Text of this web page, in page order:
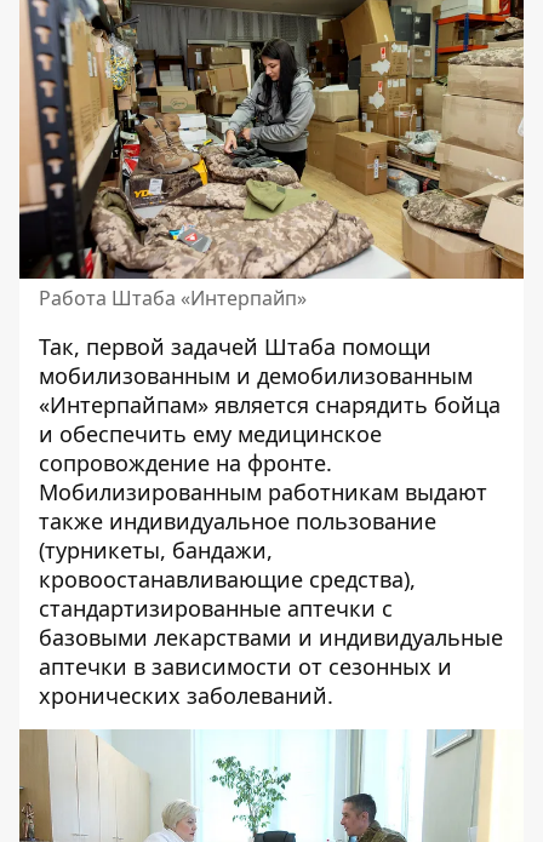
Работа Штаба «Интерпайп»
Так, первой задачей Штаба помощи
мобилизованным и демобилизованным
«Интерпайпам» является снарядить бойца
и обеспечить ему медицинское
сопровождение на фронте.
Мобилизированным работникам выдают
также индивидуальное пользование
(турникеты, бандажи,
кровоостанавливающие средства),
стандартизированные аптечки с
базовыми лекарствами и индивидуальные
аптечки в зависимости от сезонных и
хронических заболеваний.